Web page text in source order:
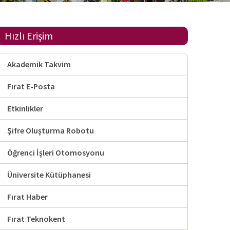
Hızlı Erişim
Akademik Takvim
Fırat E-Posta
Etkinlikler
Şifre Oluşturma Robotu
Öğrenci İşleri Otomosyonu
Üniversite Kütüphanesi
Fırat Haber
Fırat Teknokent